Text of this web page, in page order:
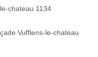
chateau 1134
Vufflens-le-chateau